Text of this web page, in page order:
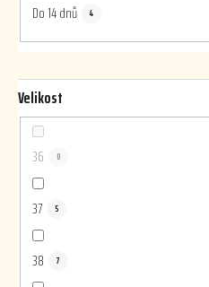
Do 14 dnů 4
Velikost
36 0
37 5
38 7